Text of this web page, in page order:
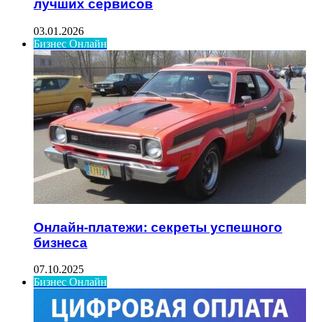
лучших сервисов
03.01.2026
Бизнес Онлайн
Онлайн-платежи: секреты успешного
бизнеса
07.10.2025
Бизнес Онлайн